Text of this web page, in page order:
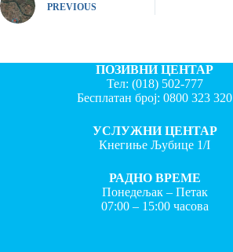
PREVIOUS
ПОЗИВНИ ЦЕНТАР
Тел: (018) 502-777
Бесплатан број:0800 323 320
УСЛУЖНИ ЦЕНТАР
Кнегиње Љубице 1/I
РАДНО ВРЕМЕ
Понедељак – Петак
07:00 – 15:00 часова